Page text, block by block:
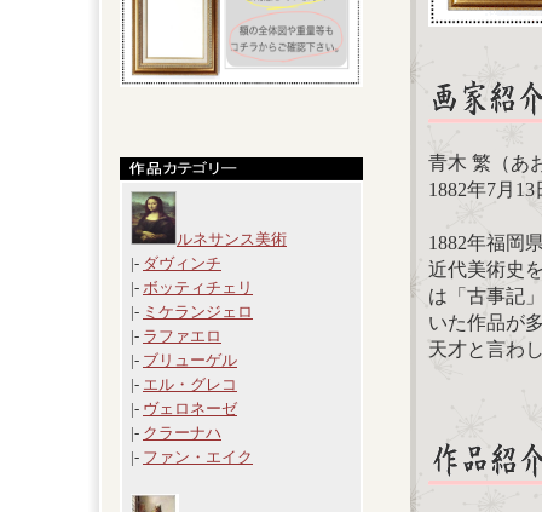
ルネサンス美術
|- ダヴィンチ
|- ボッティチェリ
|- ミケランジェロ
|- ラファエロ
|- ブリューゲル
|- エル・グレコ
|- ヴェロネーゼ
|- クラーナハ
|- ファン・エイク
青木 繁（あ
1882年7月
1882年福岡
近代美術史
は「古事記
いた作品が
天才と言わ